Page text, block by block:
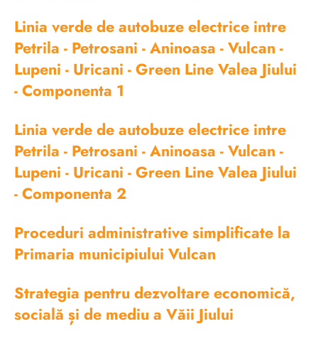
Linia verde de autobuze electrice intre
Petrila - Petrosani - Aninoasa - Vulcan -
Lupeni - Uricani - Green Line Valea Jiului
- Componenta 1
Linia verde de autobuze electrice intre
Petrila - Petrosani - Aninoasa - Vulcan -
Lupeni - Uricani - Green Line Valea Jiului
- Componenta 2
Proceduri administrative simplificate la
Primaria municipiului Vulcan
Strategia pentru dezvoltare economică,
socială și de mediu a Văii Jiului